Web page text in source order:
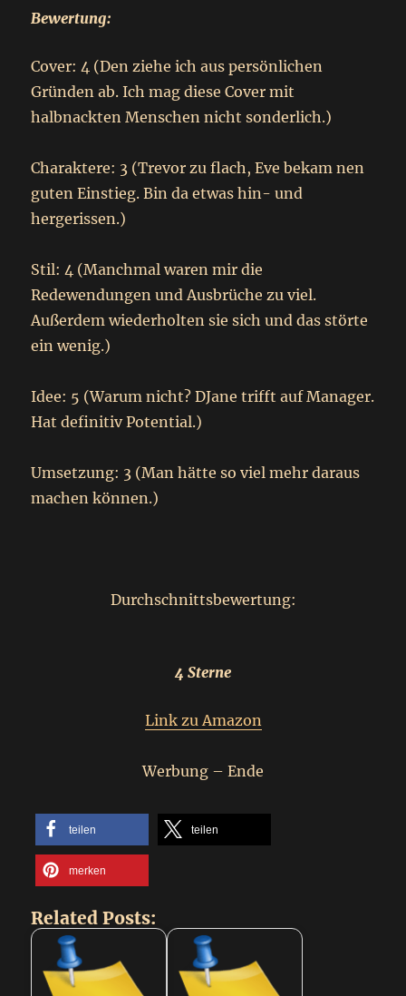
Bewertung:
Cover: 4 (Den ziehe ich aus persönlichen
Gründen ab. Ich mag diese Cover mit
halbnackten Menschen nicht sonderlich.)
Charaktere: 3 (Trevor zu flach, Eve bekam nen
guten Einstieg. Bin da etwas hin- und
hergerissen.)
Stil: 4 (Manchmal waren mir die
Redewendungen und Ausbrüche zu viel.
Außerdem wiederholten sie sich und das störte
ein wenig.)
Idee: 5 (Warum nicht? DJane trifft auf Manager.
Hat definitiv Potential.)
Umsetzung: 3 (Man hätte so viel mehr daraus
machen können.)
Durchschnittsbewertung:
4 Sterne
Link zu Amazon
Werbung – Ende
teilen teilen
merken
Related Posts: